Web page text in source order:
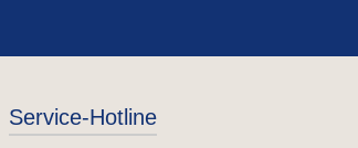
Service-Hotline